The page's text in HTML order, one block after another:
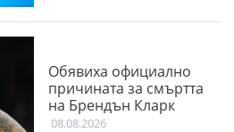
Обявиха официално
причината за смъртта
на Брендън Кларк
08.08.2026